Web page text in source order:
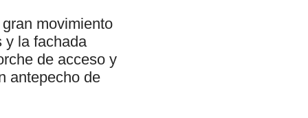
movimiento
y la fachada
de acceso y
antepecho de